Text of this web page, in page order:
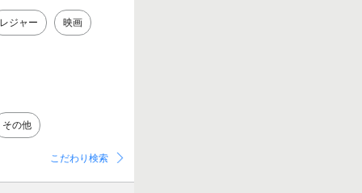
レジャー 映画
その他
こだわり検索